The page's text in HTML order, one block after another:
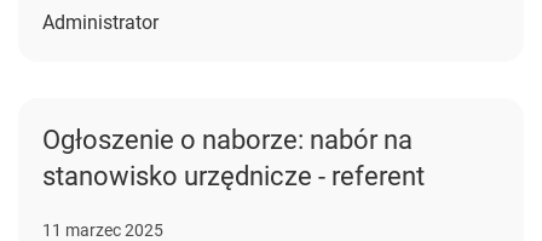
Administrator
Ogłoszenie o naborze: nabór na
stanowisko urzędnicze - referent
11 marzec 2025